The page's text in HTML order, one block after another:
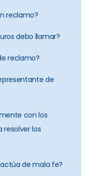
reclamo?
debo llamar?
reclamo?
de
con los
resolver los
de mala fe?